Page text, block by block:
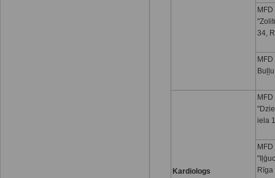
34,
Kardiologs
iela
Rīga